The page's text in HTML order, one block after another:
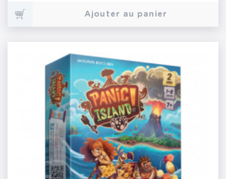
Ajouter au panier